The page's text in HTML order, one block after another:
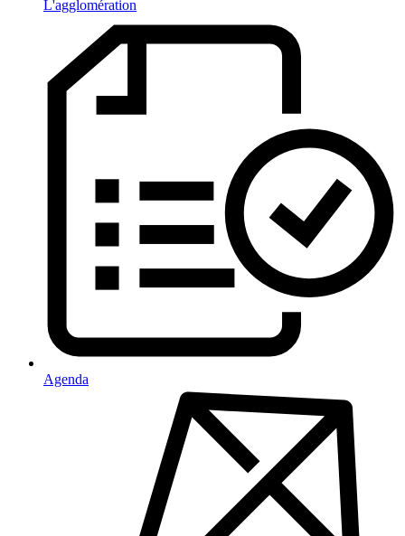
L'agglomération
Agenda